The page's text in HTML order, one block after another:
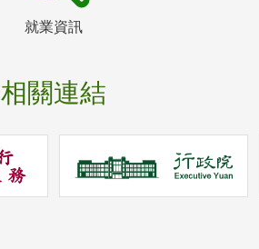
就業資訊
相關連結